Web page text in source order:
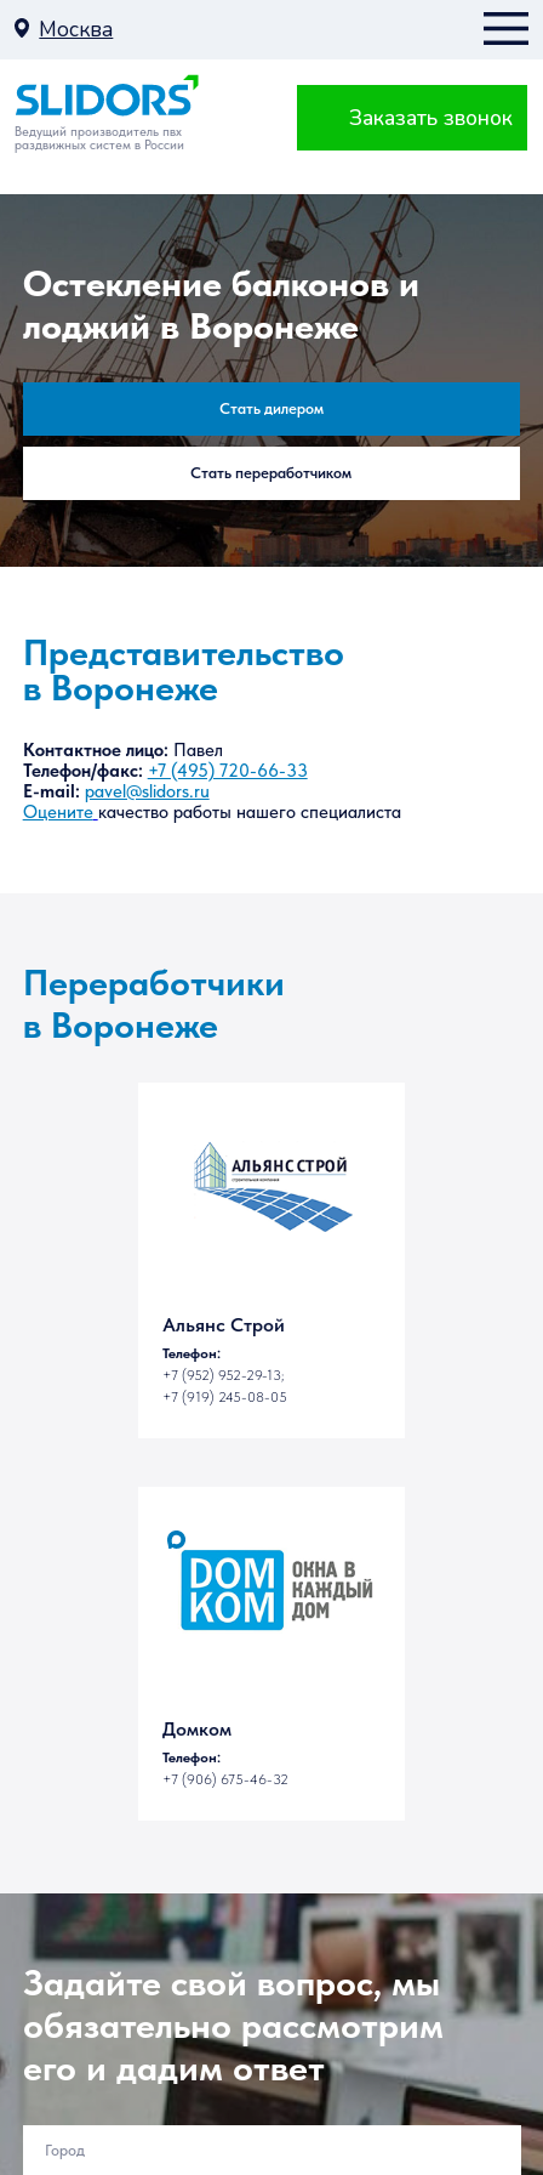
Москва
Ведущий производитель пвх
раздвижных систем в России
Остекление балконов и
лоджий в Воронеже
Стать дилером
Стать переработчиком
Представительство
в Воронеже
Контактное лицо:Павел
Телефон/факс:+7 (495) 720-66-33
Переработчики
Альянс Строй
Телефон:
+7 (952) 952-29-13;
+7 (919) 245-08-05
Домком
Телефон:
+7 (906) 675-46-32
Задайте свой вопрос, мы